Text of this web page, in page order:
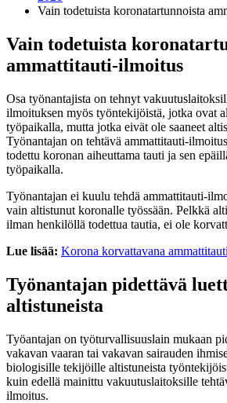
Vain todetuista koronatartunnoista
Vain todetuista
ammattitauti-ilmoitus
Osa työnantajista on tehnyt
ilmoituksen myös työntekijöistä, jotka ovat
työpaikalla, mutta jotka eivät ole saaneet
Työnantajan on tehtävä ammattitauti-
todettu koronan aiheuttama tauti ja sen
työpaikalla.
Työnantajan ei kuulu tehdä ammattitauti-
vain altistunut koronalle työssään. Pelkkä
ilman henkilöllä todettua tautia, ei ole
Lue lisää: Korona korvattavana
Työnantajan pidettävä
altistuneista
Työantajan on työturvallisuuslain mukaan
vakavan vaaran tai vakavan sairauden
biologisille tekijöille altistuneista
kuin edellä mainittu vakuutuslaitoksille
ilmoitus.